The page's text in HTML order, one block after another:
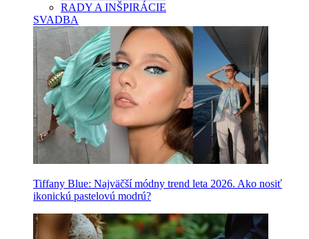
RADY A INŠPIRÁCIE
SVADBA
Tiffany Blue: Najväčší módny trend leta 2026. Ako nosiť
ikonickú pastelovú modrú?